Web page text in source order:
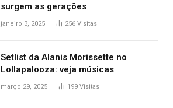
surgem as gerações
janeiro 3, 2025 256 Visitas
Setlist da Alanis Morissette no
Lollapalooza: veja músicas
março 29, 2025 199 Visitas